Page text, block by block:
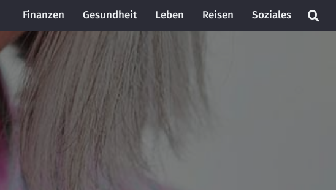
Finanzen Gesundheit Leben Reisen Soziales